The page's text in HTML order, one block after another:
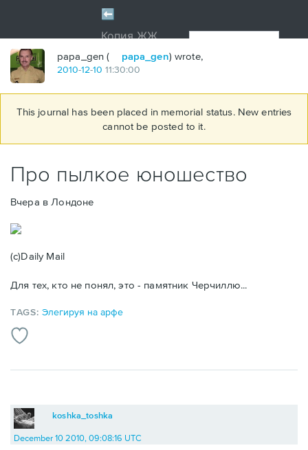
papa_gen ( papa_gen) wrote,
2010-12-10 11:30:00
This journal has been placed in memorial status. New entries
cannot be posted to it.
Про пылкое юношество
Вчера в Лондоне
(с)Daily Mail
Для тех, кто не понял, это - памятник Черчиллю...
TAGS:Элегируя на арфе
koshka_toshka
December 10 2010, 09:08:16 UTC